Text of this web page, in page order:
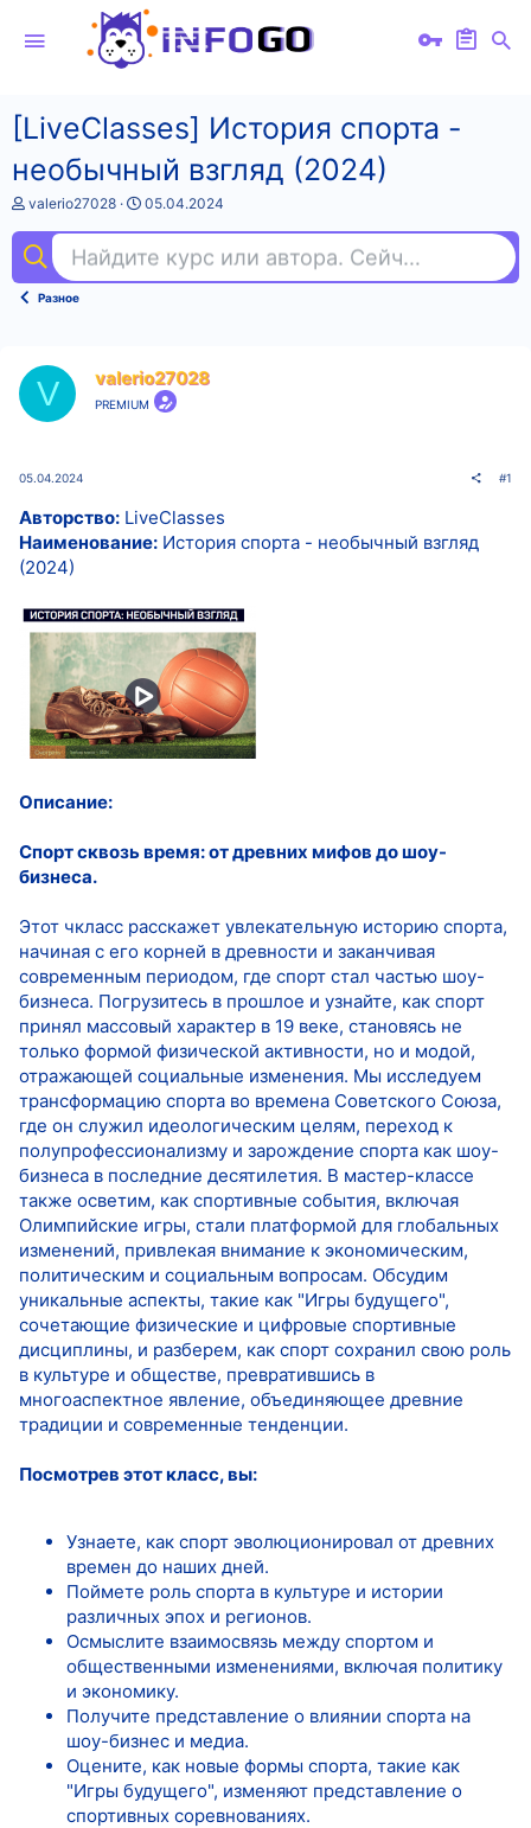
[LiveClasses] История спорта -
необычный взгляд (2024)
А
т
о
т
valerio27028
Д
а
н
а
05.04.2024
Найдите курс или автора. Сейчас ищут
Разное
V valerio27028
PREMIUM
05.04.2024 #1
Авторство: LiveClasses
Наименование: История спорта - необычный взгляд
(2024)
Описание:
Спорт сквозь время: от древних мифов до шоу-
бизнеса.
Этот чкласс расскажет увлекательную историю спорта,
начиная с его корней в древности и заканчивая
современным периодом, где спорт стал частью шоу-
бизнеса. Погрузитесь в прошлое и узнайте, как спорт
принял массовый характер в 19 веке, становясь не
только формой физической активности, но и модой,
отражающей социальные изменения. Мы исследуем
трансформацию спорта во времена Советского Союза,
где он служил идеологическим целям, переход к
полупрофессионализму и зарождение спорта как шоу-
бизнеса в последние десятилетия. В мастер-классе
также осветим, как спортивные события, включая
Олимпийские игры, стали платформой для глобальных
изменений, привлекая внимание к экономическим,
политическим и социальным вопросам. Обсудим
уникальные аспекты, такие как "Игры будущего",
сочетающие физические и цифровые спортивные
дисциплины, и разберем, как спорт сохранил свою роль
в культуре и обществе, превратившись в
многоаспектное явление, объединяющее древние
традиции и современные тенденции.
Посмотрев этот класс, вы:
Узнаете, как спорт эволюционировал от древних
времен до наших дней.
Поймете роль спорта в культуре и истории
различных эпох и регионов.
Осмыслите взаимосвязь между спортом и
общественными изменениями, включая политику
и экономику.
Получите представление о влиянии спорта на
шоу-бизнес и медиа.
Оцените, как новые формы спорта, такие как
"Игры будущего", изменяют представление о
спортивных соревнованиях.